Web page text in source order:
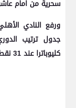
سحرية من امام
جدول ترتيب
كليوباترا عند 31 نقطة بالمركز السادس.